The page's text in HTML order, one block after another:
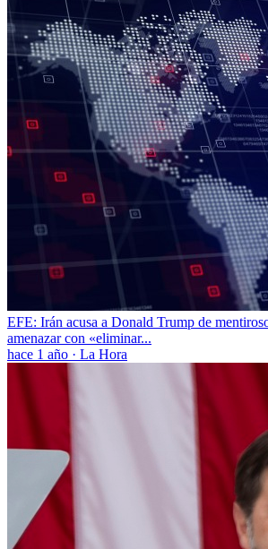
EFE: Irán acusa a Donald Trump de
amenazar con «eliminar...
hace 1 año · La Hora